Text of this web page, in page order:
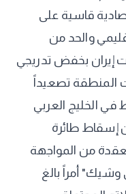
قاسية على
والحد من
إيران بخفض تدريجي
المنطقة تصعيداً
الخليج العربي
إسقاط طائرة
من المواجهة
أمراً بالغ